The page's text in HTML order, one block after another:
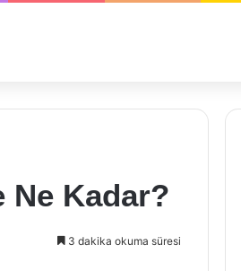
Ne Kadar?
3 dakika okuma süresi